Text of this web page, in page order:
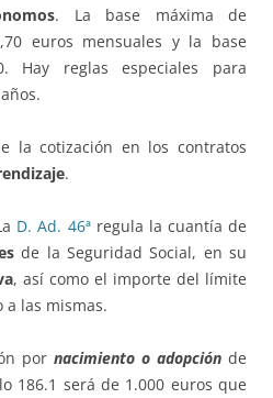
. La base máxima de
euros mensuales y la base
Hay reglas especiales para
la cotización en los contratos
.
D. Ad. 46ªregula la cuantía de
de la Seguridad Social, en su
, así como el importe del límite
a las mismas.
por nacimiento o adopción de
186.1 será de 1.000 euros que